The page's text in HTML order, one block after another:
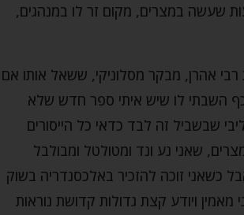
שעשה במצרים, מקום זר לו במנהגים,
אהרן, מבקר מסלוניקי, ששאל אותו אם
השבתי לו שיש איתי ספר חדש שלא
שבשביל זה לבד כדאי כל הייסורים
שאני נע ונד ומטולטל ומבולבל
כשאני זוכה להזכיר באלכסנדריה בשוק
ויודע קצת גדולות קדושת נוראות